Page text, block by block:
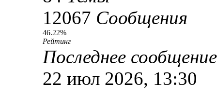
12067 Сообщения
46.22%
Рейтинг
Последнее сообщение
22 июл 2026, 13:30